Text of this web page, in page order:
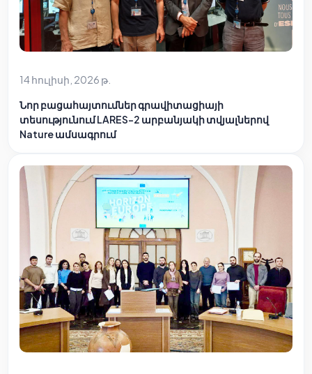
14 հուլիսի, 2026 թ.
Նոր բացահայտումներ գրավիտացիայի
տեսությունում LARES-2 արբանյակի տվյալներով
Nature ամսագրում